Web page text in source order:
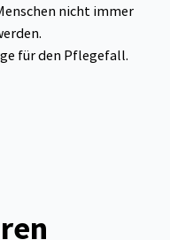
nicht immer
für den Pflegefall.